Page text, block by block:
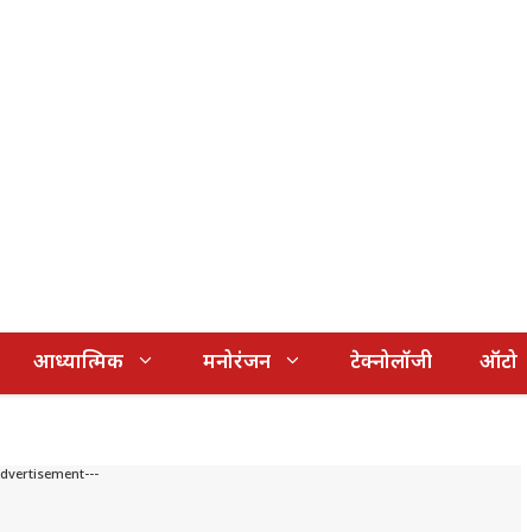
आध्यात्मिक मनोरंजन टेक्नोलॉजी ऑटो